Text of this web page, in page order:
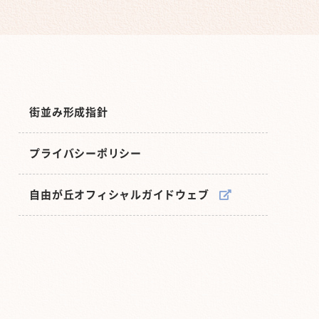
街並み形成指針
プライバシーポリシー
自由が丘オフィシャルガイドウェブ